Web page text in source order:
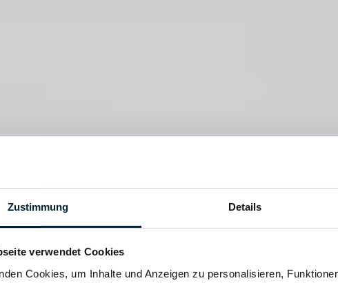
Zustimmung Details
verwendet Cookies
Cookies, um Inhalte und Anzeigen zu personalisieren,